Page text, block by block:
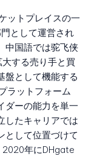
ットプレイスの一
として運営され
中国語では驼飞侠
する売り手と買
盤として機能する
ラットフォーム
ダーの能力を単一
したキャリアでは
として位置づけて
2020年にDHgate